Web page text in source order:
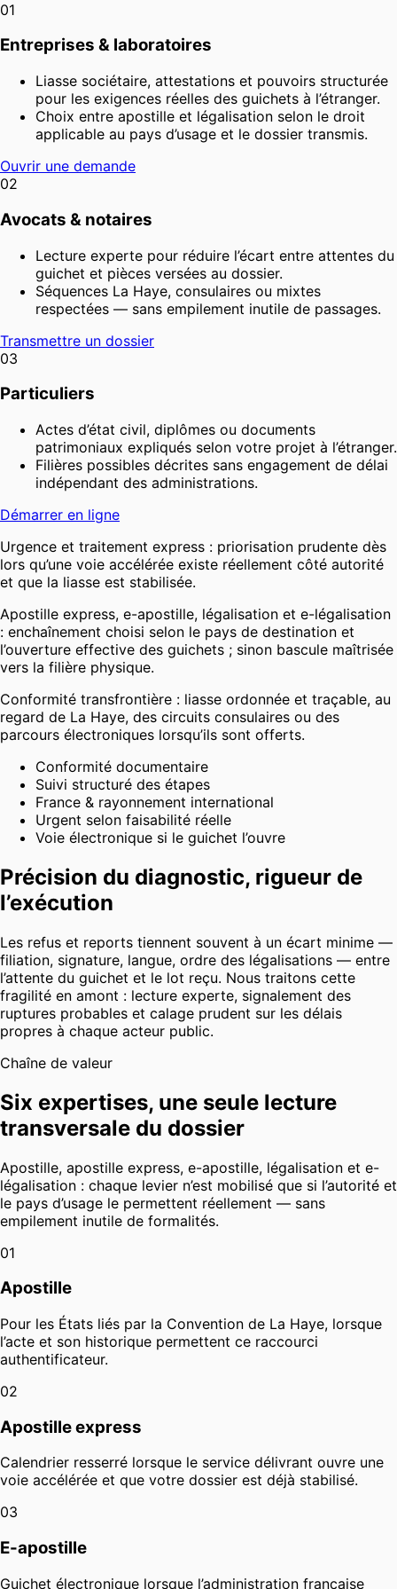
01
Entreprises & laboratoires
Liasse sociétaire, attestations et pouvoirs structurée
pour les exigences réelles des guichets à l’étranger.
Choix entre apostille et légalisation selon le droit
applicable au pays d’usage et le dossier transmis.
Ouvrir une demande
02
Avocats & notaires
Lecture experte pour réduire l’écart entre attentes du
guichet et pièces versées au dossier.
Séquences La Haye, consulaires ou mixtes
respectées — sans empilement inutile de passages.
Transmettre un dossier
03
Particuliers
Actes d’état civil, diplômes ou documents
patrimoniaux expliqués selon votre projet à l’étranger.
Filières possibles décrites sans engagement de délai
indépendant des administrations.
Démarrer en ligne
Urgence et traitement express : priorisation prudente dès
lors qu’une voie accélérée existe réellement côté autorité
et que la liasse est stabilisée.
Apostille express, e-apostille, légalisation et e-légalisation
: enchaînement choisi selon le pays de destination et
l’ouverture effective des guichets ; sinon bascule maîtrisée
vers la filière physique.
Conformité transfrontière : liasse ordonnée et traçable, au
regard de La Haye, des circuits consulaires ou des
parcours électroniques lorsqu’ils sont offerts.
Conformité documentaire
Suivi structuré des étapes
France & rayonnement international
Urgent selon faisabilité réelle
Voie électronique si le guichet l’ouvre
Précision du diagnostic, rigueur de
l’exécution
Les refus et reports tiennent souvent à un écart minime —
filiation, signature, langue, ordre des légalisations — entre
l’attente du guichet et le lot reçu. Nous traitons cette
fragilité en amont : lecture experte, signalement des
ruptures probables et calage prudent sur les délais
propres à chaque acteur public.
Chaîne de valeur
Six expertises, une seule lecture
transversale du dossier
Apostille, apostille express, e-apostille, légalisation et e-
légalisation : chaque levier n’est mobilisé que si l’autorité et
le pays d’usage le permettent réellement — sans
empilement inutile de formalités.
01
Apostille
Pour les États liés par la Convention de La Haye, lorsque
l’acte et son historique permettent ce raccourci
authentificateur.
02
Apostille express
Calendrier resserré lorsque le service délivrant ouvre une
voie accélérée et que votre dossier est déjà stabilisé.
03
E-apostille
Guichet électronique lorsque l’administration française